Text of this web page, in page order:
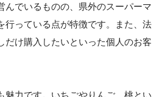
んでいるものの、県外のスーパーマ
行っている点が特徴です。また、法
だけ購入したいといった個人のお客
魅力です。いちごやりんご、桃とい